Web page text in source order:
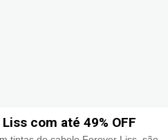
com até 49% OFF